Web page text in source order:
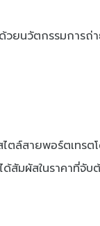
วยนวัตกรรมการถ่
ตล์สายพอร์ตเทรต
ด้สัมผัสในราคาที่จั